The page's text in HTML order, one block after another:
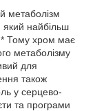
метаболізм
найбільш
Тому хром має
метаболізму
для
також
у серцево-
та програми